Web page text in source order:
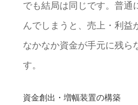
でも結局は同じです。普通
んでしまうと、売上・利益
なかなか資金が手元に残ら
す。
資金創出・増幅装置の構築